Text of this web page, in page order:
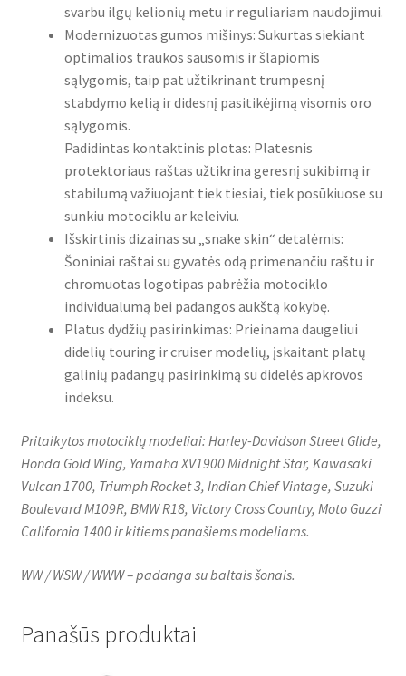
svarbu ilgų kelionių metu ir reguliariam naudojimui.
Modernizuotas gumos mišinys: Sukurtas siekiant
optimalios traukos sausomis ir šlapiomis
sąlygomis, taip pat užtikrinant trumpesnį
stabdymo kelią ir didesnį pasitikėjimą visomis oro
sąlygomis.
Padidintas kontaktinis plotas: Platesnis
protektoriaus raštas užtikrina geresnį sukibimą ir
stabilumą važiuojant tiek tiesiai, tiek posūkiuose su
sunkiu motociklu ar keleiviu.
Išskirtinis dizainas su „snake skin“ detalėmis:
Šoniniai raštai su gyvatės odą primenančiu raštu ir
chromuotas logotipas pabrėžia motociklo
individualumą bei padangos aukštą kokybę.
Platus dydžių pasirinkimas: Prieinama daugeliui
didelių touring ir cruiser modelių, įskaitant platų
galinių padangų pasirinkimą su didelės apkrovos
indeksu.
Pritaikytos motociklų modeliai: Harley-Davidson Street Glide,
Honda Gold Wing, Yamaha XV1900 Midnight Star, Kawasaki
Vulcan 1700, Triumph Rocket 3, Indian Chief Vintage, Suzuki
Boulevard M109R, BMW R18, Victory Cross Country, Moto Guzzi
California 1400 ir kitiems panašiems modeliams.
WW / WSW / WWW – padanga su baltais šonais.
Panašūs produktai